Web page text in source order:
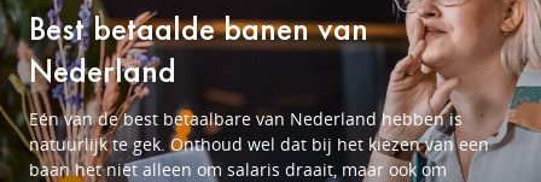
Best betaalde banen van
Nederland
Eén van de best betaalbare van Nederland hebben is
natuurlijk te gek. Onthoud wel dat bij het kiezen van een
baan het niet alleen om salaris draait, maar ook om